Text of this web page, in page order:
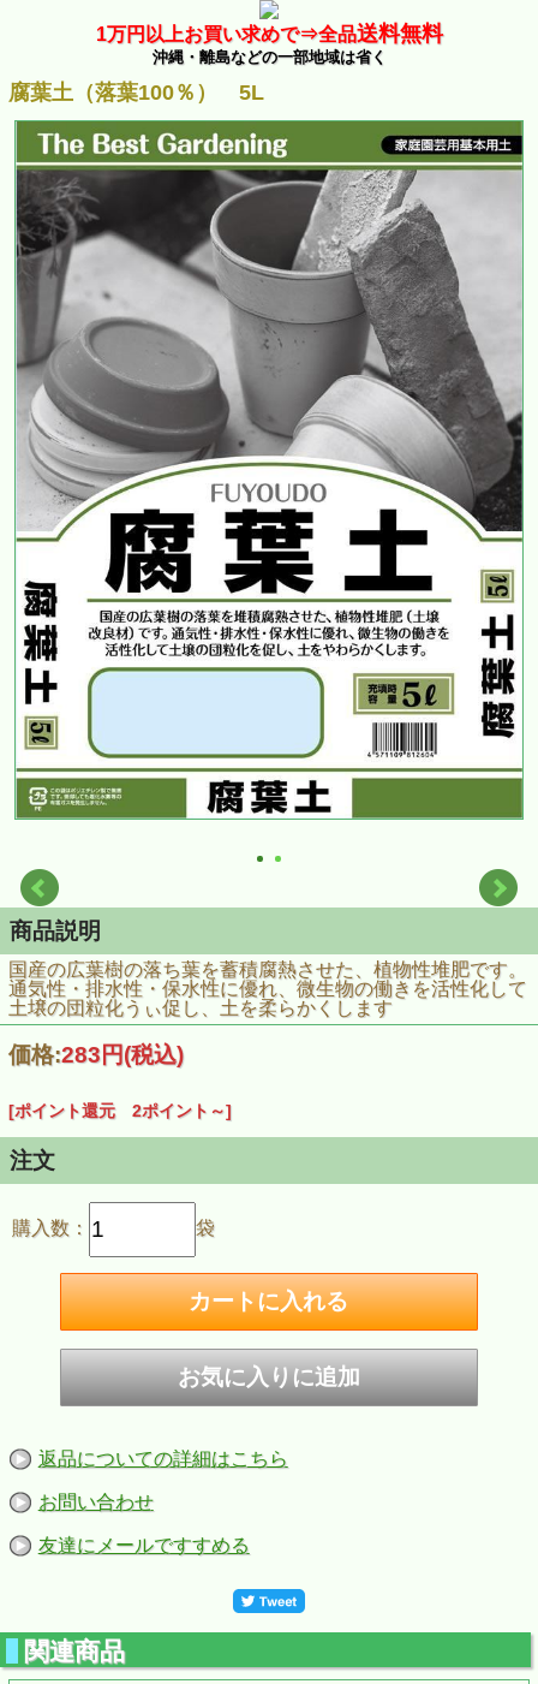
1万円以上お買い求めで⇒全品送料無料
沖縄・離島などの一部地域は省く
腐葉土（落葉100％） 5L
商品説明
国産の広葉樹の落ち葉を蓄積腐熱させた、植物性堆肥です。
通気性・排水性・保水性に優れ、微生物の働きを活性化して
土壌の団粒化うぃ促し、土を柔らかくします
価格:283円(税込)
[ポイント還元 2ポイント～]
注文
購入数： 袋
返品についての詳細はこちら
お問い合わせ
友達にメールですすめる
関連商品